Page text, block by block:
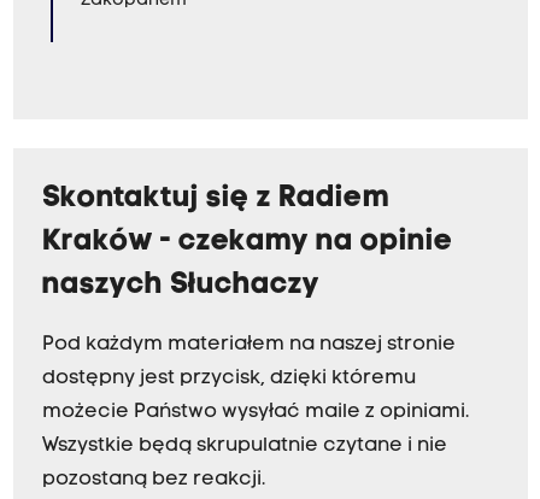
Skontaktuj się z Radiem
Kraków - czekamy na opinie
naszych Słuchaczy
Pod każdym materiałem na naszej stronie
dostępny jest przycisk, dzięki któremu
możecie Państwo wysyłać maile z opiniami.
Wszystkie będą skrupulatnie czytane i nie
pozostaną bez reakcji.